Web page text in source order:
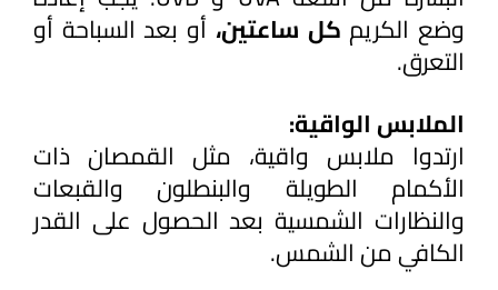
وضع الكريم كل ساعتين،
التعرق.
الملابس الواقية:
الكافي من الشمس.